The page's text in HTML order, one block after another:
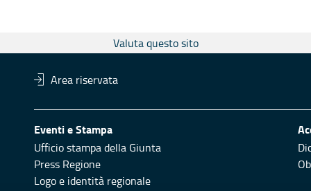
Valuta questo sito
Area riservata
Eventi e Stampa
Ufficio stampa della Giunta
Press Regione
Logo e identità regionale